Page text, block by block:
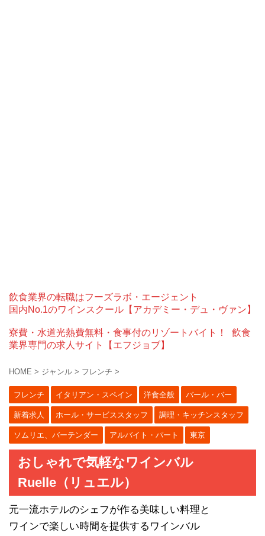
飲食業界の転職はフーズラボ・エージェント
国内No.1のワインスクール【アカデミー・デュ・ヴァン】
寮費・水道光熱費無料・食事付のリゾートバイト！
飲食
業界専門の求人サイト【エフジョブ】
HOME > ジャンル > フレンチ >
フレンチ イタリアン・スペイン 洋食全般 バール・バー
新着求人 ホール・サービススタッフ 調理・キッチンスタッフ
ソムリエ、バーテンダー アルバイト・パート 東京
おしゃれで気軽なワインバル
Ruelle（リュエル）
元一流ホテルのシェフが作る美味しい料理と
ワインで楽しい時間を提供するワインバル